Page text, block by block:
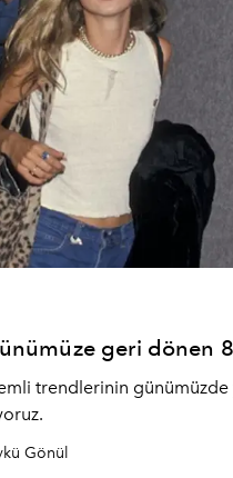
geri dönen
trendlerinin
Gönül